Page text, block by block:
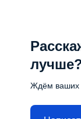
Ждём ваших